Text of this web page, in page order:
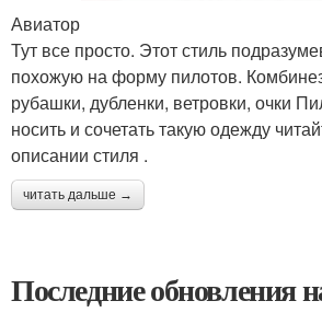
Авиатор
Тут все просто. Этот стиль
похожую на форму пилотов.
рубашки, дубленки, ветровки, очки
носить и сочетать такую одежду
описании стиля .
читать дальше →
Последние обновления